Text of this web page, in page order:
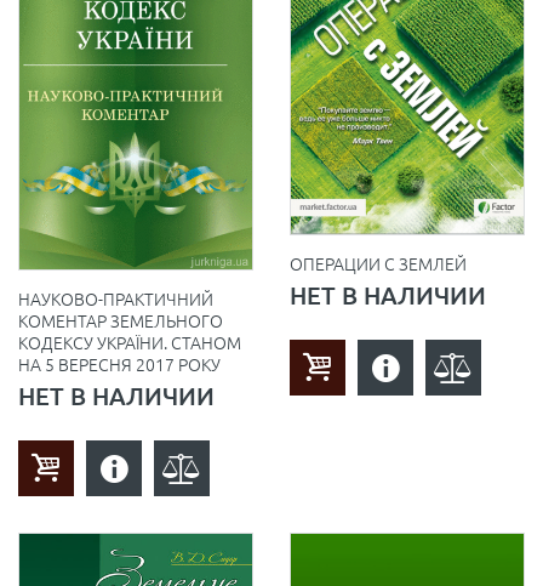
НАУКОВО-ПРАКТИЧНИЙ
КОМЕНТАР ЗЕМЕЛЬНОГО
КОДЕКСУ УКРАЇНИ. СТАНОМ
НА 5 ВЕРЕСНЯ 2017 РОКУ
НЕТ В НАЛИЧИИ
ОПЕРАЦИИ С ЗЕМЛЕЙ
НЕТ В НАЛИЧИИ